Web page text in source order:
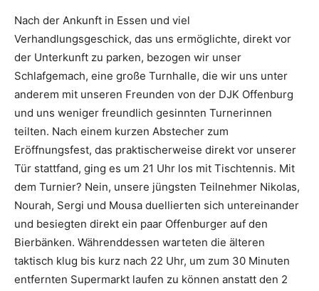
Nach der Ankunft in Essen und viel
Verhandlungsgeschick, das uns ermöglichte, direkt vor
der Unterkunft zu parken, bezogen wir unser
Schlafgemach, eine große Turnhalle, die wir uns unter
anderem mit unseren Freunden von der DJK Offenburg
und uns weniger freundlich gesinnten Turnerinnen
teilten. Nach einem kurzen Abstecher zum
Eröffnungsfest, das praktischerweise direkt vor unserer
Tür stattfand, ging es um 21 Uhr los mit Tischtennis. Mit
dem Turnier? Nein, unsere jüngsten Teilnehmer Nikolas,
Nourah, Sergi und Mousa duellierten sich untereinander
und besiegten direkt ein paar Offenburger auf den
Bierbänken. Währenddessen warteten die älteren
taktisch klug bis kurz nach 22 Uhr, um zum 30 Minuten
entfernten Supermarkt laufen zu können anstatt den 2